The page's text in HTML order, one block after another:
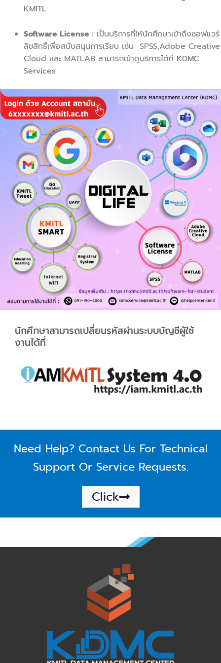
KMITL
Software License : เป็นบริการที่ให้นักศึกษาเข้าถึงซอฟแวร์
ลิขสิทธิ์เพื่อสนับสนุนการเรียน เช่น SPSS,Adobe Creative
Cloud และ MATLAB สามารถเข้าดูบริการได้ที่ KDMC
Services
นักศึกษาสามารถเปลี่ยนรหัสผ่านระบบบัญชีผู้ใช้
งานได้ที่
Need Help? Contact Us For Technical
Support Or Service Requests.
Click